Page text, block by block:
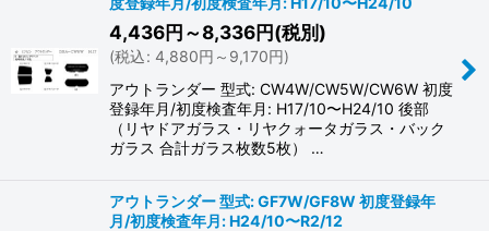
4,436円～8,336円(税別)
(税込: 4,880円 ～9,170円)
アウトランダー 型式: CW4W/CW5W/CW6W 初度
登録年月/初度検査年月: H17/10〜H24/10 後部
（リヤドアガラス・リヤクォータガラス・バック
ガラス 合計ガラス枚数5枚） …
アウトランダー 型式: GF7W/GF8W 初度登録年
月/初度検査年月: H24/10〜R2/12